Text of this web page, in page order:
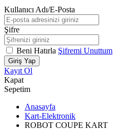
Kullanıcı Adı/E-Posta
Şifre
Beni Hatırla Şifremi Unuttum
Giriş Yap
Kayıt Ol
Kapat
Sepetim
Anasayfa
Kart-Elektronik
ROBOT COUPE KART